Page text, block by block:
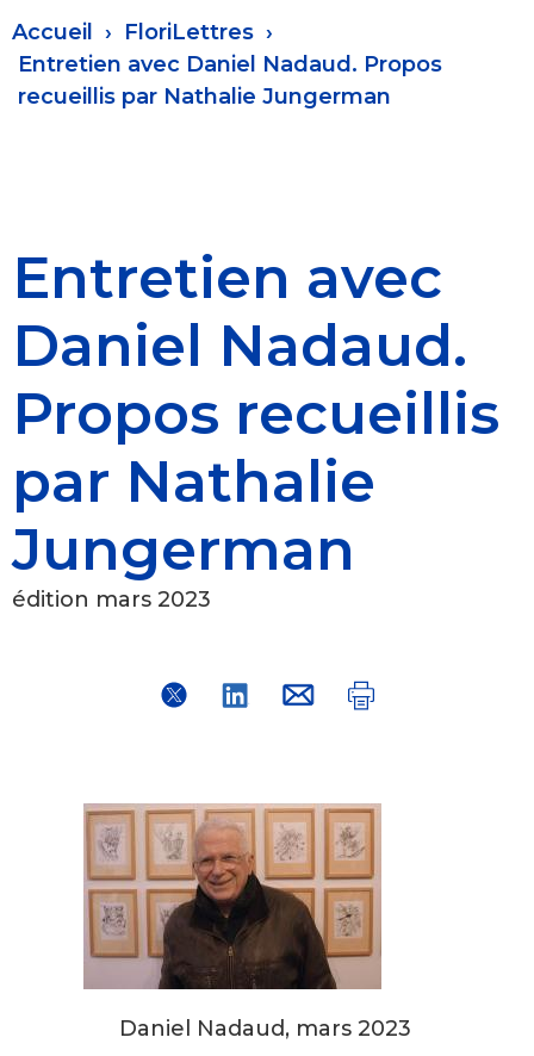
Fil
d'Ariane
Accueil
FloriLettres
Entretien avec Daniel Nadaud. Propos
recueillis par Nathalie Jungerman
Entretien avec
Daniel Nadaud.
Propos recueillis
par Nathalie
Jungerman
édition mars 2023
Daniel Nadaud, mars 2023